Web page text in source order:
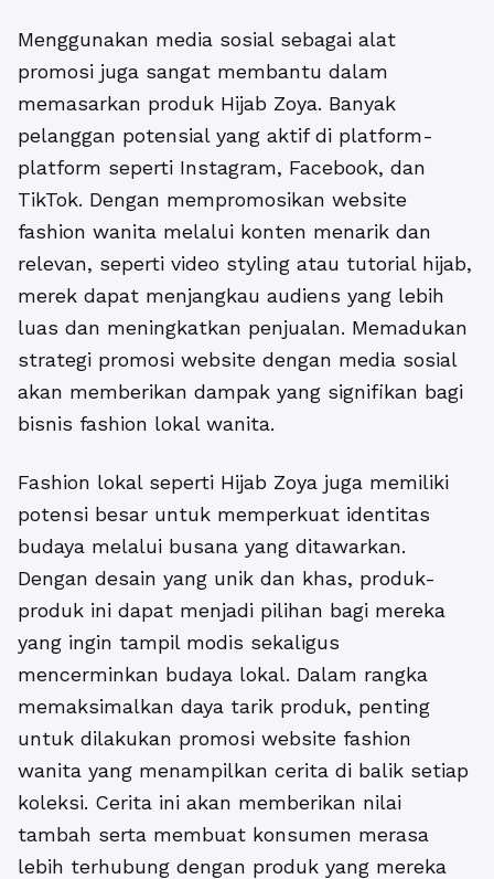
Menggunakan media sosial sebagai alat
promosi juga sangat membantu dalam
memasarkan produk Hijab Zoya. Banyak
pelanggan potensial yang aktif di platform-
platform seperti Instagram, Facebook, dan
TikTok. Dengan mempromosikan website
fashion wanita melalui konten menarik dan
relevan, seperti video styling atau tutorial hijab,
merek dapat menjangkau audiens yang lebih
luas dan meningkatkan penjualan. Memadukan
strategi promosi website dengan media sosial
akan memberikan dampak yang signifikan bagi
bisnis fashion lokal wanita.
Fashion lokal seperti Hijab Zoya juga memiliki
potensi besar untuk memperkuat identitas
budaya melalui busana yang ditawarkan.
Dengan desain yang unik dan khas, produk-
produk ini dapat menjadi pilihan bagi mereka
yang ingin tampil modis sekaligus
mencerminkan budaya lokal. Dalam rangka
memaksimalkan daya tarik produk, penting
untuk dilakukan promosi website fashion
wanita yang menampilkan cerita di balik setiap
koleksi. Cerita ini akan memberikan nilai
tambah serta membuat konsumen merasa
lebih terhubung dengan produk yang mereka